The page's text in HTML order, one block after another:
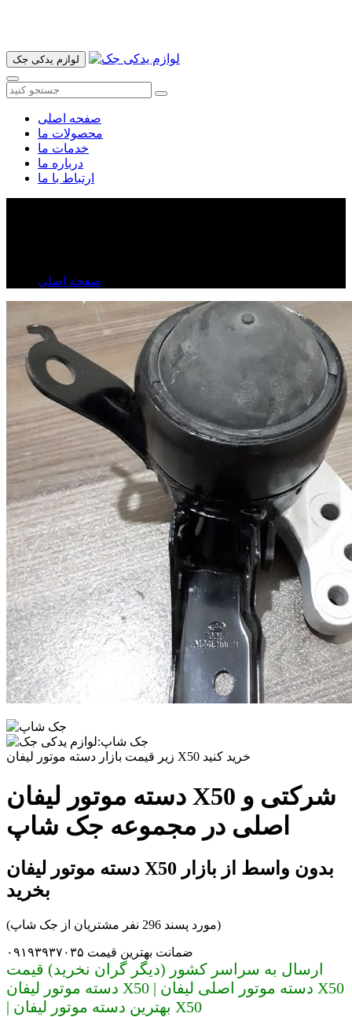
لوازم یدکی جک
صفحه اصلی
محصولات ما
خدمات ما
درباره ما
ارتباط با ما
صفحه اصلی
زیر قیمت بازار دسته موتور لیفان X50 خرید کنید
دسته موتور لیفان X50 شرکتی و
اصلی در مجموعه جک شاپ
دسته موتور لیفان X50 بدون واسط از بازار
بخرید
(مورد پسند 296 نفر مشتریان از جک شاپ)
ضمانت بهترین قیمت ۰۹۱۹۳۹۳۷۰۳۵
ارسال به سراسر کشور (دیگر گران نخرید) قیمت
دسته موتور لیفان X50 | دسته موتور اصلی لیفان X50
| بهترین دسته موتور لیفان X50